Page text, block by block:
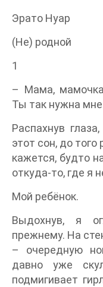
Эрато Нуар
(Не) родной
1
– Мама,
Ты так нужна
Распахнув
этот сон, до
кажется, будто
откуда-то, где я
Мой ребёнок.
Выдохнув, я
прежнему. На
– очередную
давно уже
подмигивает